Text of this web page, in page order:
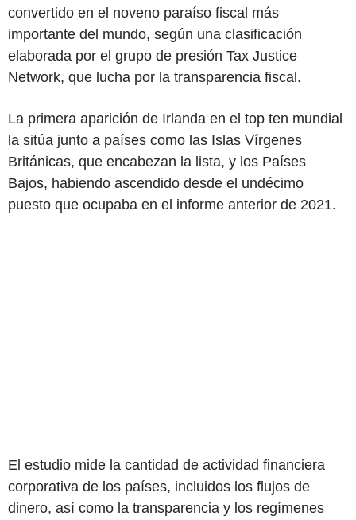
convertido en el noveno paraíso fiscal más
importante del mundo, según una clasificación
elaborada por el grupo de presión Tax Justice
Network, que lucha por la transparencia fiscal.
La primera aparición de Irlanda en el top ten mundial
la sitúa junto a países como las Islas Vírgenes
Británicas, que encabezan la lista, y los Países
Bajos, habiendo ascendido desde el undécimo
puesto que ocupaba en el informe anterior de 2021.
El estudio mide la cantidad de actividad financiera
corporativa de los países, incluidos los flujos de
dinero, así como la transparencia y los regímenes